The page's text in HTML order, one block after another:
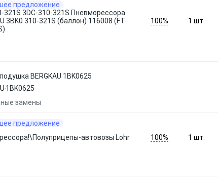
предложение
321S 3DC-310-321S Пневморессора
3BK0 310-321S (баллон) 116008 (FT
100% 1шт.
BERGKAU 1BK0625
1BK0625
замены
предложение
автовозы Lohr
100% 1шт.